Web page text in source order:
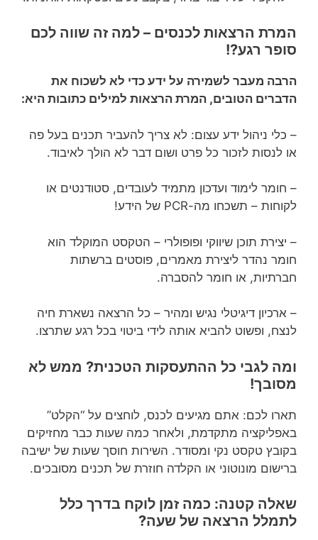
המרת הרצאות לכנסים – למה זה שווה לכם
סופר רגע?!
הרבה מעבר לשמירה על ידע כדי לא לשכוח את
הדברים הטובים, המרת הרצאות למילים כתובות היא:
– כלי ניהול ידע עצום: לא צריך להעביר תכנים בעל פה
או לנסות לזכור כל פרט ושום דבר לא הולך לאיבוד.
– חומר לימוד ועדכון מתמיד לעובדים, סטודנטים או
לקוחות – תשכחו מה-PCR של הידע!
– יצירת תוכן שיווקי ופופולרי – הטקסט המוקלד הוא
חומר נהדר ליצירת מאמרים, פוסטים ברשתות
חברתיות, או חומר להסברה.
– ארכיון דיגיטלי נגיש ומהיר – כל הרצאה נשארת חיה
לנצח, ופשוט להביא אותה לידי ביטוי בכל רגע שתרצו.
ומה לגבי כל ההתעסקות הטכנית? ממש לא
מסובך!
תארו לכם: אתם מגיעים לכנס, לוחצים על “הקלט”
באפליקציה מתקדמת, ולאחר כמה שעות כבר מחזיקים
בקובץ טקסט נקי ומסודר. השירות חוסך שעות של ישיבה
ברישום מונוטוני או הקלדה חוזרת של תכנים מסובכים.
שאלה קטנה: כמה זמן לוקח בדרך כלל
לתמלל הרצאה של שעה?